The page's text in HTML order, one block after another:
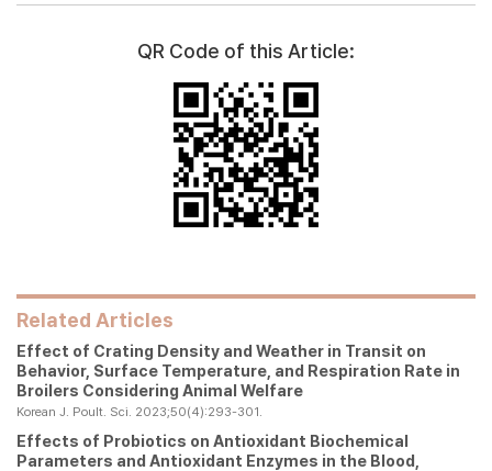
QR Code of this Article:
Related Articles
Effect of Crating Density and Weather in Transit on
Behavior, Surface Temperature, and Respiration Rate in
Broilers Considering Animal Welfare
Korean J. Poult. Sci. 2023;50(4):293-301.
Effects of Probiotics on Antioxidant Biochemical
Parameters and Antioxidant Enzymes in the Blood,